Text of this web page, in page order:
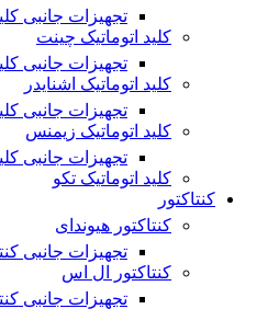
تجهیزات جانبی
کلید اتوماتیک چینت
تجهیزات جانبی
کلید اتوماتیک اشنایدر
تجهیزات جانبی
کلید اتوماتیک زیمنس
تجهیزات جانبی
کلید اتوماتیک تکو
کنتاکتور
کنتاکتور هیوندای
تجهیزات جانبی
کنتاکتور ال اس
تجهیزات جانبی